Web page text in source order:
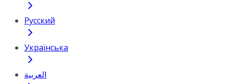
Русский
Українська
العربية